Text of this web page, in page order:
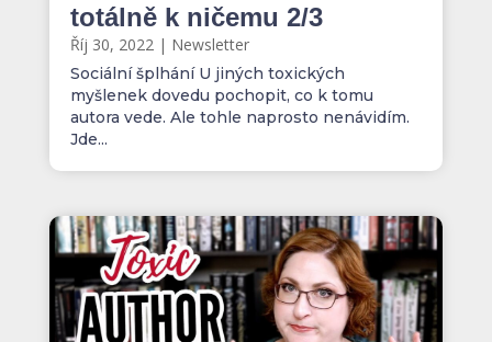
totálně k ničemu 2/3
Říj 30, 2022 | Newsletter
Sociální šplhání U jiných toxických
myšlenek dovedu pochopit, co k tomu
autora vede. Ale tohle naprosto nenávidím.
Jde...